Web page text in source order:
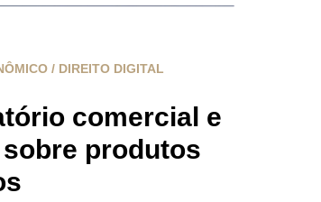
/ DIREITO DIGITAL
comercial e
produtos